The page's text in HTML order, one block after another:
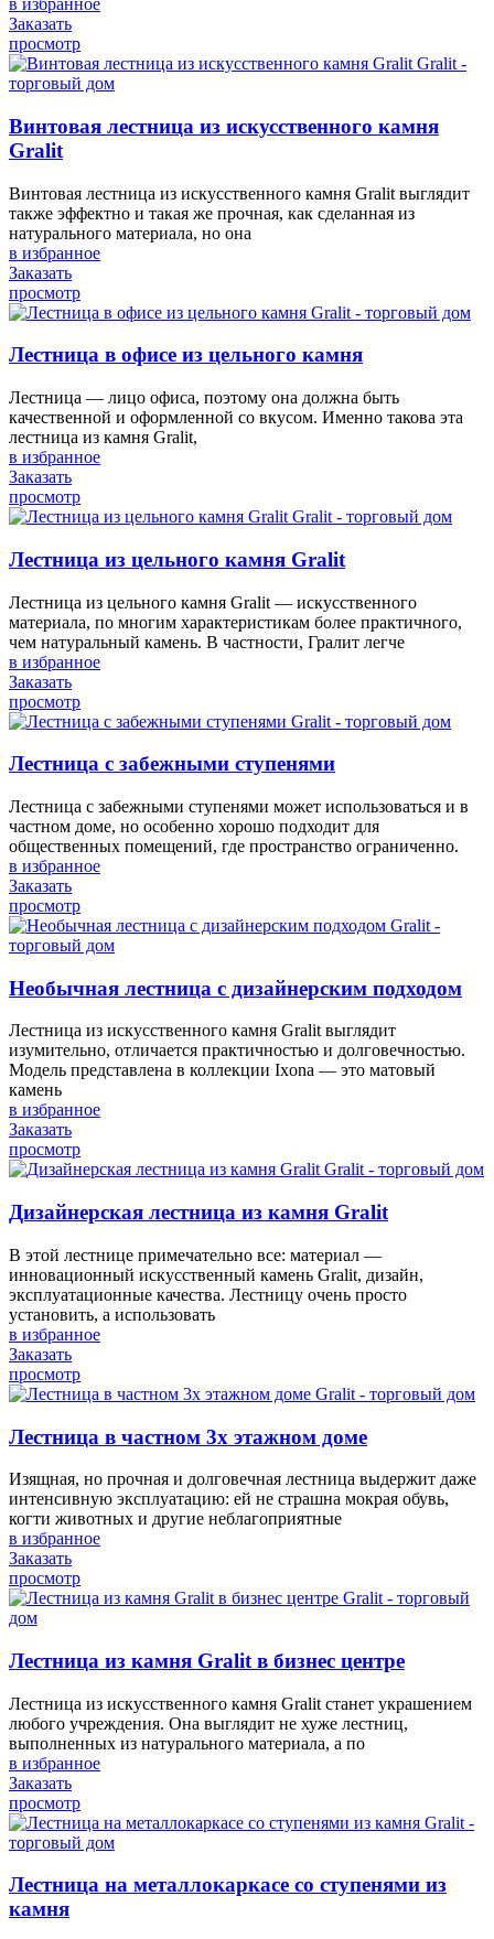
в избранное
Заказать
просмотр
Винтовая лестница из искусственного камня
Gralit
Винтовая лестница из искусственного камня Gralit выглядит
также эффектно и такая же прочная, как сделанная из
натурального материала, но она
в избранное
Заказать
просмотр
Лестница в офисе из цельного камня
Лестница — лицо офиса, поэтому она должна быть
качественной и оформленной со вкусом. Именно такова эта
лестница из камня Gralit,
в избранное
Заказать
просмотр
Лестница из цельного камня Gralit
Лестница из цельного камня Gralit — искусственного
материала, по многим характеристикам более практичного,
чем натуральный камень. В частности, Гралит легче
в избранное
Заказать
просмотр
Лестница с забежными ступенями
Лестница с забежными ступенями может использоваться и в
частном доме, но особенно хорошо подходит для
общественных помещений, где пространство ограниченно.
в избранное
Заказать
просмотр
Необычная лестница с дизайнерским подходом
Лестница из искусственного камня Gralit выглядит
изумительно, отличается практичностью и долговечностью.
Модель представлена в коллекции Ixona — это матовый
камень
в избранное
Заказать
просмотр
Дизайнерская лестница из камня Gralit
В этой лестнице примечательно все: материал —
инновационный искусственный камень Gralit, дизайн,
эксплуатационные качества. Лестницу очень просто
установить, а использовать
в избранное
Заказать
просмотр
Лестница в частном 3х этажном доме
Изящная, но прочная и долговечная лестница выдержит даже
интенсивную эксплуатацию: ей не страшна мокрая обувь,
когти животных и другие неблагоприятные
в избранное
Заказать
просмотр
Лестница из камня Gralit в бизнес центре
Лестница из искусственного камня Gralit станет украшением
любого учреждения. Она выглядит не хуже лестниц,
выполненных из натурального материала, а по
в избранное
Заказать
просмотр
Лестница на металлокаркасе со ступенями из
камня